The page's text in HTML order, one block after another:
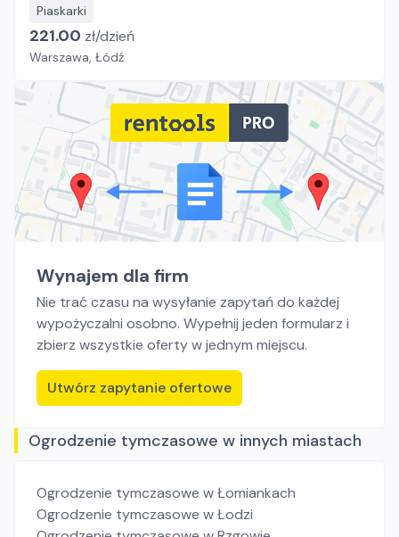
Piaskarki
221.00 zł/dzień
Warszawa, Łódź
Wynajem dla firm
Nie trać czasu na wysyłanie zapytań do każdej
wypożyczalni osobno. Wypełnij jeden formularz i
zbierz wszystkie oferty w jednym miejscu.
Utwórz zapytanie ofertowe
Ogrodzenie tymczasowe w innych miastach
Ogrodzenie tymczasowe w Łomiankach
Ogrodzenie tymczasowe w Łodzi